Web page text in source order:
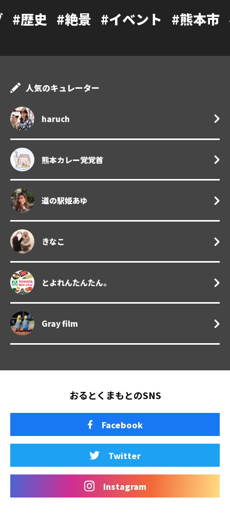
景 #イベント #熊本市 #カフェ
人気のキュレーター
haruch
熊本カレー党党首
道の駅姫あゆ
きなこ
とよれんたんたん。
Gray film
おるとくまもとのSNS
Facebook
Twitter
Instagram